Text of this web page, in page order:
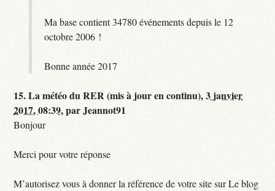
Ma base contient 34780 événements depuis le 12
octobre 2006 !
Bonne année 2017
15.La météo du RER (mis à jour en continu),3 janvier
2017, 08:39,parJeannot91
Bonjour
Merci pour votre réponse
M’autorisez vous à donner la référence de votre site sur Le blog